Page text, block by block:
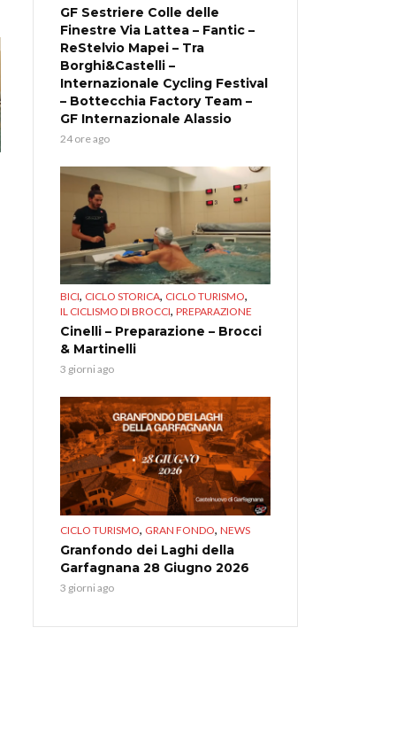
GF Sestriere Colle delle
Finestre Via Lattea – Fantic –
ReStelvio Mapei – Tra
Borghi&Castelli –
Internazionale Cycling Festival
– Bottecchia Factory Team –
GF Internazionale Alassio
24 ore ago
BICI, CICLO STORICA, CICLO TURISMO,
IL CICLISMO DI BROCCI, PREPARAZIONE
Cinelli – Preparazione – Brocci
& Martinelli
3 giorni ago
CICLO TURISMO, GRAN FONDO, NEWS
Granfondo dei Laghi della
Garfagnana 28 Giugno 2026
3 giorni ago